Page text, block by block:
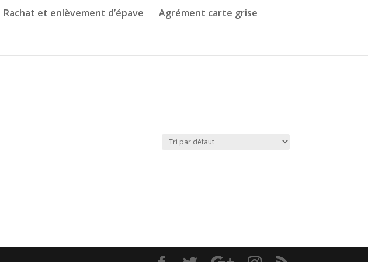
Rachat et enlèvement d’épave
Agrément carte grise